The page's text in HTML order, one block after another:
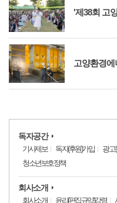
'제38회 고
고양환경
독자공간
기사제보 독자(후원)가입 광고
청소년보호정책
회사소개
회사소개 윤리(편집규약)강령